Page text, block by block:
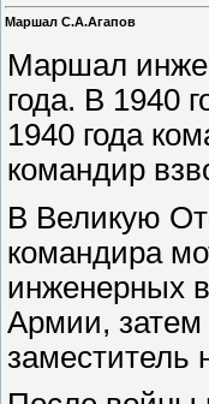
Маршал С.А.Агапов
Маршал
года. В 1940
1940 года
командир
В Великую
командира
инженерных
Армии, затем
заместитель